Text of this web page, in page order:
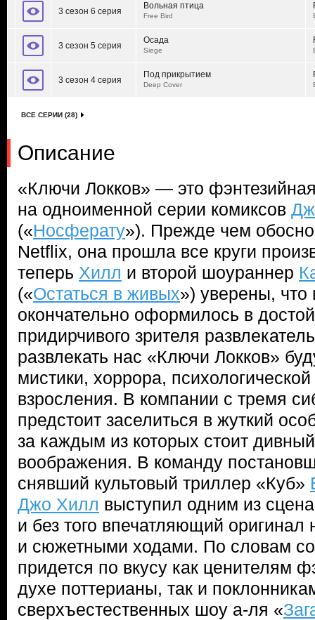
3 сезон 6 серия
Вольная птица
Free Bird
3 сезон 5 серия
Осада
Siege
3 сезон 4 серия
Под прикрытием
Deep Cover
ВСЕ СЕРИИ (28)
Описание
«Ключи Локков» — это
на одноименной серии комиксов
(«Носферату»). Прежде чем
Netflix, она прошла все круги
теперь Хилл и второй шоураннер
(«Остаться в живых») уверены, что
окончательно оформилось в
придирчивого зрителя
развлекать нас «Ключи Локков»
мистики, хоррора,
взросления. В компании с тремя
предстоит заселиться в жуткий
за каждым из которых стоит
воображения. В команду
снявший культовый триллер «Куб»
Джо Хилл выступил одним из
и без того впечатляющий
и сюжетными ходами. По словам
придется по вкусу как ценителям
духе поттерианы, так и
сверхъестественных шоу а-ля «